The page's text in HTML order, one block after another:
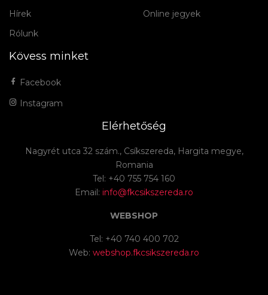
Hírek
Rólunk
Online jegyek
Kövess minket
Facebook
Instagram
Elérhetőség
Nagyrét utca 32 szám., Csíkszereda, Hargita megye,
Romania
Tel: +40 755 754 160
Email: info@fkcsikszereda.ro
WEBSHOP
Tel: +40 740 400 702
Web: webshop.fkcsikszereda.ro